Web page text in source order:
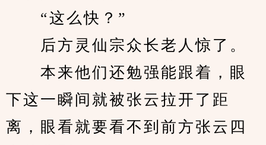
“这么快？”
后方灵仙宗众长老人惊了。
本来他们还勉强能跟着，眼
下这一瞬间就被张云拉开了距
离，眼看就要看不到前方张云四